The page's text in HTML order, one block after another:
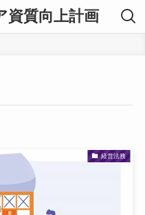
資質向上計画
経営法務